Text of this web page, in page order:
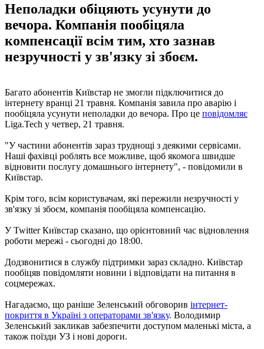
Неполадки обіцяють усунути до
вечора. Компанія пообіцяла
компенсації всім тим, хто зазнав
незручності у зв'язку зі збоєм.
Багато абонентів Київстар не змогли підключитися до
інтернету вранці 21 травня. Компанія завила про аварію і
пообіцяла усунути неполадки до вечора. Про це повідомляє
Liga.Tech у четвер, 21 травня.
"У частини абонентів зараз труднощі з деякими сервісами.
Наші фахівці роблять все можливе, щоб якомога швидше
відновити послугу домашнього інтернету", - повідомили в
Київстар.
Крім того, всім користувачам, які пережили незручності у
зв'язку зі збоєм, компанія пообіцяла компенсацію.
У Twitter Київстар сказано, що орієнтовний час відновлення
роботи мережі - сьогодні до 18:00.
Додзвонитися в службу підтримки зараз складно. Київстар
пообіцяв повідомляти новини і відповідати на питання в
соцмережах.
Нагадаємо, що раніше Зеленський обговорив інтернет-
покриття в Україні з операторами зв'язку. Володимир
Зеленський закликав забезпечити доступом маленькі міста, а
також поїзди УЗ і нові дороги.